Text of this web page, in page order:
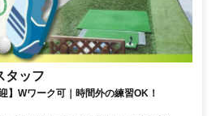
タッフ
】Wワーク可｜時間外の練習OK！